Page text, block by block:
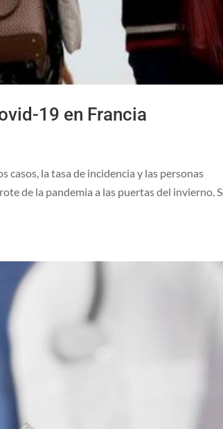
19 en Francia
casos, la tasa de incidencia y las personas
de la pandemia a las puertas del invierno.